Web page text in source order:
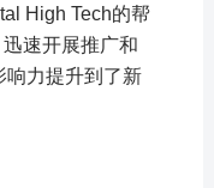
High Tech的帮
速开展推广和
响力提升到了新